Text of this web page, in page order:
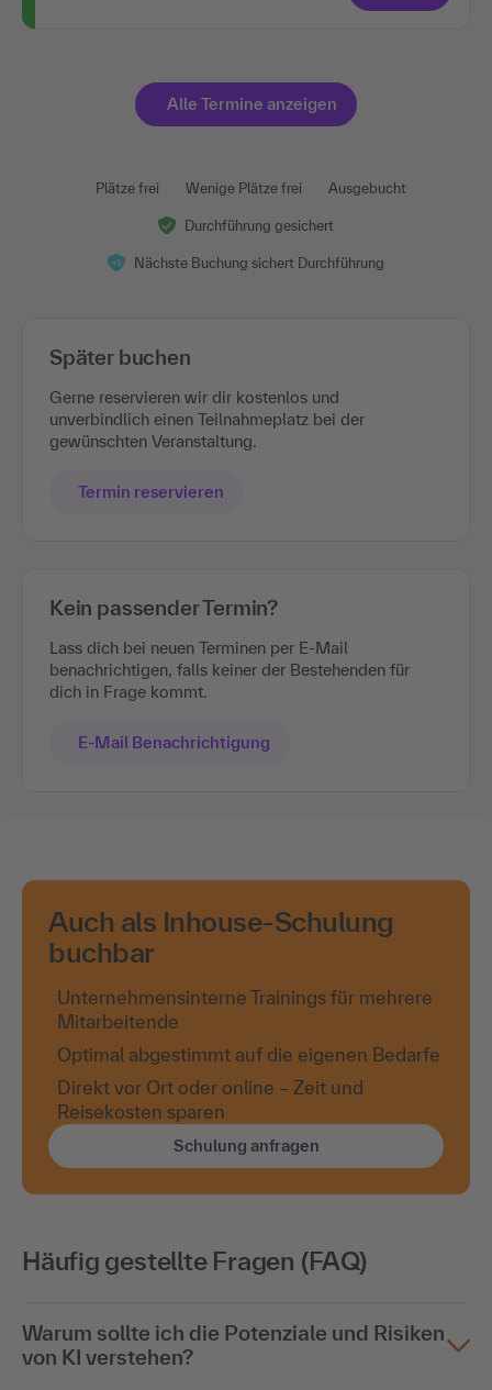
Alle Termine anzeigen
Plätze frei Wenige Plätze frei Ausgebucht
Durchführung gesichert
Nächste Buchung sichert Durchführung
Später buchen
Gerne reservieren wir dir kostenlos und
unverbindlich einen Teilnahmeplatz bei der
gewünschten Veranstaltung.
Termin reservieren
Kein passender Termin?
Lass dich bei neuen Terminen per E-Mail
benachrichtigen, falls keiner der Bestehenden für
dich in Frage kommt.
E-Mail Benachrichtigung
Auch als Inhouse-Schulung
buchbar
Unternehmensinterne Trainings für mehrere
Mitarbeitende
Optimal abgestimmt auf die eigenen Bedarfe
Direkt vor Ort oder online – Zeit und
Reisekosten sparen
Schulung anfragen
Häufig gestellte Fragen (FAQ)
Warum sollte ich die Potenziale und Risiken
von KI verstehen?